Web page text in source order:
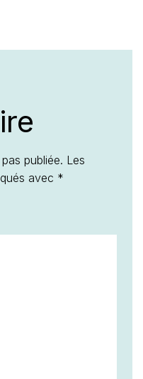
publiée. Les
avec *